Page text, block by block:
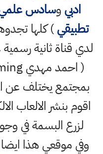
ادبي وسادس علمي
تطبيقي) كلها
لدي قناة ثانية
بمجتمع يختلف عن
اقوم بنشر الالعاب
لزرع البسمة في
وفي موقعي هذا